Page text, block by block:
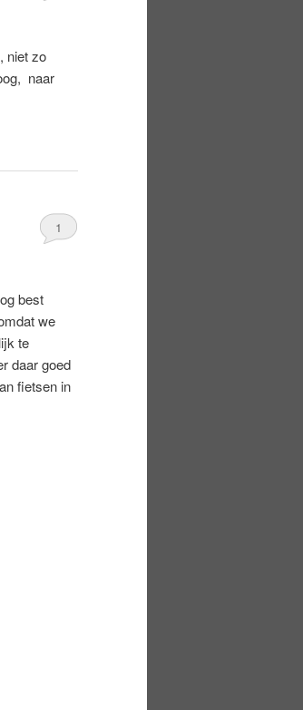
niet zo
naar
1
best
we
te
daar goed
fietsen in